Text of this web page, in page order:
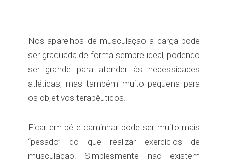
Nos aparelhos de musculação a carga pode
ser graduada de forma sempre ideal, podendo
ser grande para atender às necessidades
atléticas, mas também muito pequena para
os objetivos terapêuticos.
Ficar em pé e caminhar pode ser muito mais
“pesado” do que realizar exercícios de
musculação. Simplesmente não existem